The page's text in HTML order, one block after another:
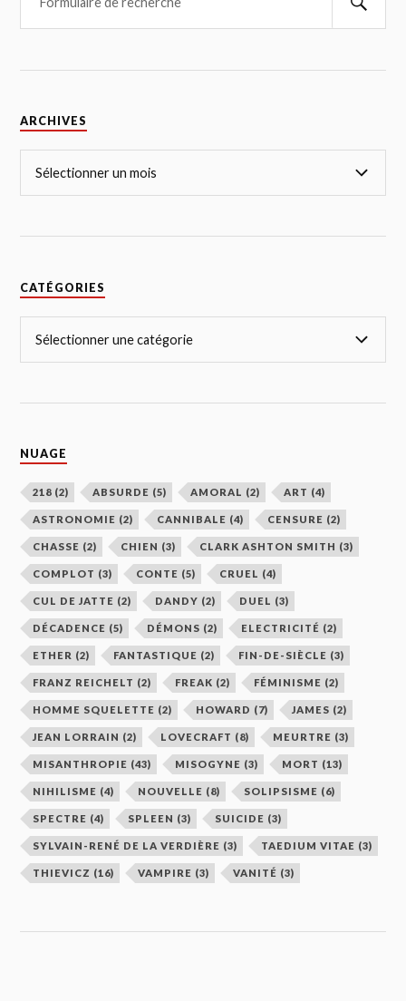
ARCHIVES
CATÉGORIES
NUAGE
218 (2) ABSURDE (5) AMORAL (2) ART (4)
ASTRONOMIE (2) CANNIBALE (4) CENSURE (2)
CHASSE (2) CHIEN (3) CLARK ASHTON SMITH (3)
COMPLOT (3) CONTE (5) CRUEL (4)
CUL DE JATTE (2) DANDY (2) DUEL (3)
DÉCADENCE (5) DÉMONS (2) ELECTRICITÉ (2)
ETHER (2) FANTASTIQUE (2) FIN-DE-SIÈCLE (3)
FRANZ REICHELT (2) FREAK (2) FÉMINISME (2)
HOMME SQUELETTE (2) HOWARD (7) JAMES (2)
JEAN LORRAIN (2) LOVECRAFT (8) MEURTRE (3)
MISANTHROPIE (43) MISOGYNE (3) MORT (13)
NIHILISME (4) NOUVELLE (8) SOLIPSISME (6)
SPECTRE (4) SPLEEN (3) SUICIDE (3)
SYLVAIN-RENÉ DE LA VERDIÈRE (3) TAEDIUM VITAE (3)
THIEVICZ (16) VAMPIRE (3) VANITÉ (3)